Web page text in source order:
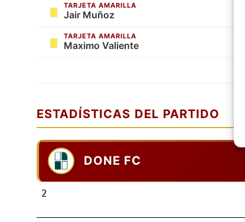
TARJETA AMARILLA
Jair Muñoz
TARJETA AMARILLA
Maximo Valiente
ESTADÍSTICAS DEL PARTIDO
DONE FC
2